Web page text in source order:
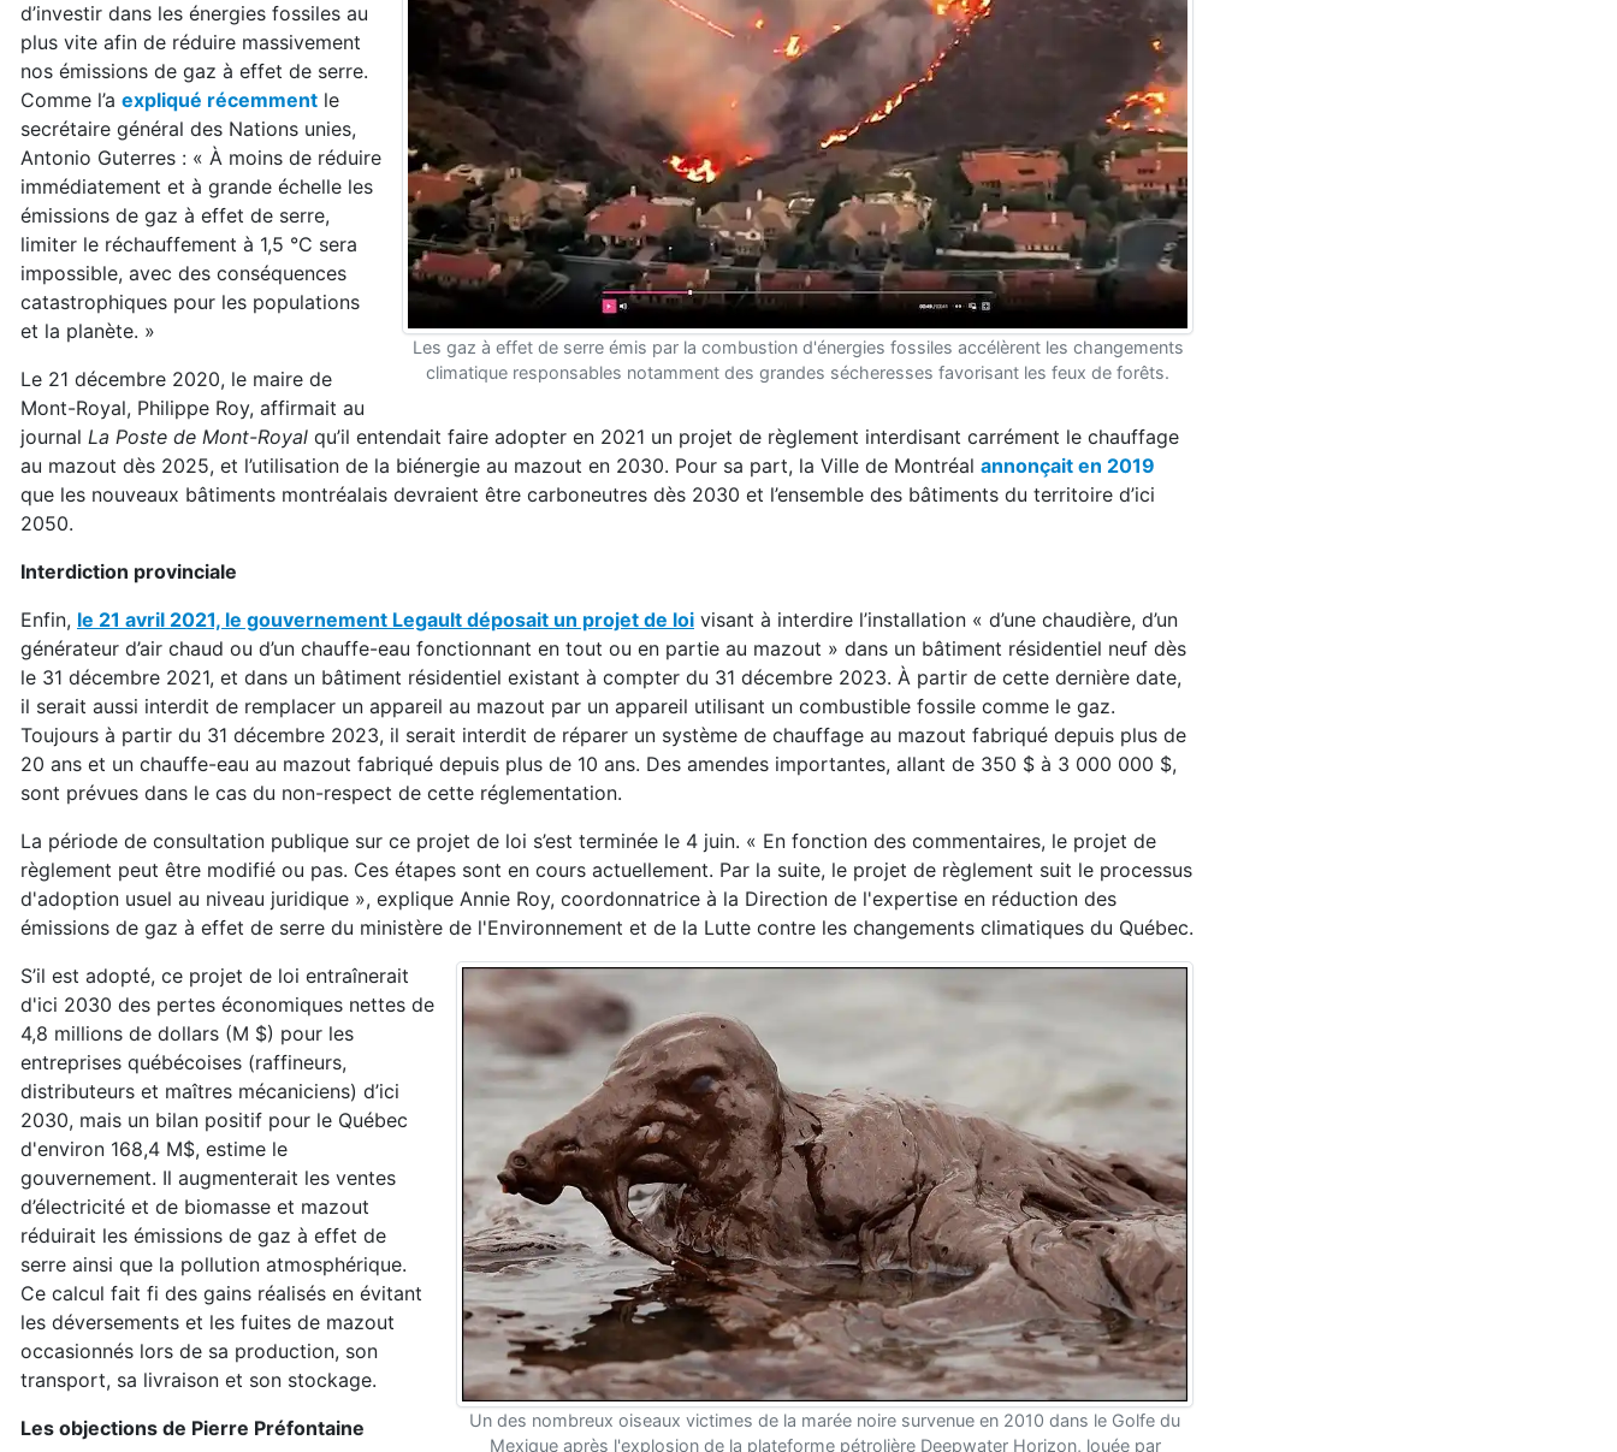
Les gaz à effet de serre émis par la combustion d'énergies fossiles accélèrent les changements
climatique responsables notamment des grandes sécheresses favorisant les feux de forêts.
d’investir dans les énergies fossiles au
plus vite afin de réduire massivement
nos émissions de gaz à effet de serre.
Comme l’a expliqué récemment le
secrétaire général des Nations unies,
Antonio Guterres : « À moins de réduire
immédiatement et à grande échelle les
émissions de gaz à effet de serre,
limiter le réchauffement à 1,5 °C sera
impossible, avec des conséquences
catastrophiques pour les populations
et la planète. »
Le 21 décembre 2020, le maire de
Mont-Royal, Philippe Roy, affirmait au
journal La Poste de Mont-Royal qu’il entendait faire adopter en 2021 un projet de règlement interdisant carrément le chauffage
au mazout dès 2025, et l’utilisation de la biénergie au mazout en 2030. Pour sa part, la Ville de Montréal annonçait en 2019
que les nouveaux bâtiments montréalais devraient être carboneutres dès 2030 et l’ensemble des bâtiments du territoire d’ici
2050.
Interdiction provinciale
Enfin, le 21 avril 2021, le gouvernement Legault déposait un projet de loi visant à interdire l’installation « d’une chaudière, d’un
générateur d’air chaud ou d’un chauffe-eau fonctionnant en tout ou en partie au mazout » dans un bâtiment résidentiel neuf dès
le 31 décembre 2021, et dans un bâtiment résidentiel existant à compter du 31 décembre 2023. À partir de cette dernière date,
il serait aussi interdit de remplacer un appareil au mazout par un appareil utilisant un combustible fossile comme le gaz.
Toujours à partir du 31 décembre 2023, il serait interdit de réparer un système de chauffage au mazout fabriqué depuis plus de
20 ans et un chauffe-eau au mazout fabriqué depuis plus de 10 ans. Des amendes importantes, allant de 350 $ à 3 000 000 $,
sont prévues dans le cas du non-respect de cette réglementation.
La période de consultation publique sur ce projet de loi s’est terminée le 4 juin. « En fonction des commentaires, le projet de
règlement peut être modifié ou pas. Ces étapes sont en cours actuellement. Par la suite, le projet de règlement suit le processus
d'adoption usuel au niveau juridique », explique Annie Roy, coordonnatrice à la Direction de l'expertise en réduction des
émissions de gaz à effet de serre du ministère de l'Environnement et de la Lutte contre les changements climatiques du Québec.
Un des nombreux oiseaux victimes de la marée noire survenue en 2010 dans le Golfe du
Mexique après l'explosion de la plateforme pétrolière Deepwater Horizon, louée par
S’il est adopté, ce projet de loi entraînerait
d'ici 2030 des pertes économiques nettes de
4,8 millions de dollars (M $) pour les
entreprises québécoises (raffineurs,
distributeurs et maîtres mécaniciens) d’ici
2030, mais un bilan positif pour le Québec
d'environ 168,4 M$, estime le
gouvernement. Il augmenterait les ventes
d’électricité et de biomasse et mazout
réduirait les émissions de gaz à effet de
serre ainsi que la pollution atmosphérique.
Ce calcul fait fi des gains réalisés en évitant
les déversements et les fuites de mazout
occasionnés lors de sa production, son
transport, sa livraison et son stockage.
Les objections de Pierre Préfontaine